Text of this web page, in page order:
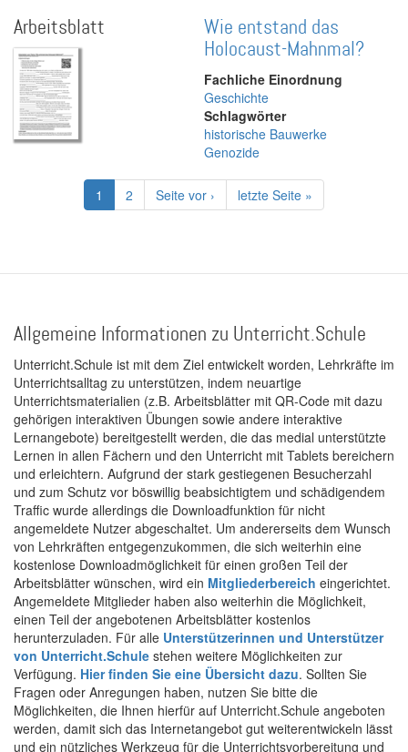
Arbeitsblatt
Wie entstand das
Holocaust-Mahnmal?
Fachliche Einordnung
Geschichte
Schlagwörter
historische Bauwerke
Genozide
Seitennummerierung
Aktuelle
Seite
1 Page
2
Nächste
Seite
Seite vor ›
Letzte
Seite
letzte Seite »
Allgemeine Informationen zu Unterricht.Schule
Unterricht.Schule ist mit dem Ziel entwickelt worden, Lehrkräfte im
Unterrichtsalltag zu unterstützen, indem neuartige
Unterrichtsmaterialien (z.B. Arbeitsblätter mit QR-Code mit dazu
gehörigen interaktiven Übungen sowie andere interaktive
Lernangebote) bereitgestellt werden, die das medial unterstützte
Lernen in allen Fächern und den Unterricht mit Tablets bereichern
und erleichtern. Aufgrund der stark gestiegenen Besucherzahl
und zum Schutz vor böswillig beabsichtigtem und schädigendem
Traffic wurde allerdings die Downloadfunktion für nicht
angemeldete Nutzer abgeschaltet. Um andererseits dem Wunsch
von Lehrkräften entgegenzukommen, die sich weiterhin eine
kostenlose Downloadmöglichkeit für einen großen Teil der
Arbeitsblätter wünschen, wird ein Mitgliederbereich eingerichtet.
Angemeldete Mitglieder haben also weiterhin die Möglichkeit,
einen Teil der angebotenen Arbeitsblätter kostenlos
herunterzuladen. Für alle Unterstützerinnen und Unterstützer
von Unterricht.Schule stehen weitere Möglichkeiten zur
Verfügung. Hier finden Sie eine Übersicht dazu. Sollten Sie
Fragen oder Anregungen haben, nutzen Sie bitte die
Möglichkeiten, die Ihnen hierfür auf Unterricht.Schule angeboten
werden, damit sich das Internetangebot gut weiterentwickeln lässt
und ein nützliches Werkzeug für die Unterrichtsvorbereitung und